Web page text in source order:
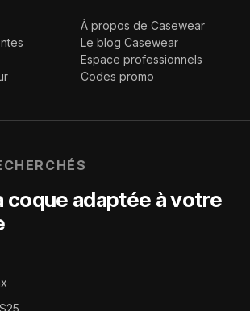
À propos de Casewear
Le blog Casewear
Espace professionnels
Codes promo
coque adaptée à votre